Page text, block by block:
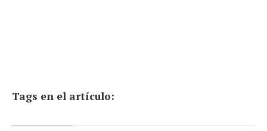
Tags en el artículo: